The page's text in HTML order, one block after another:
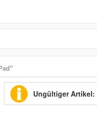
Ungültiger Artikel: